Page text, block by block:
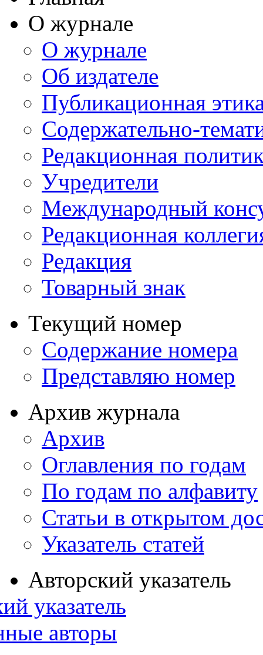
О журнале
О журнале
Об издателе
Публикационная
Содержательно-
Редакционная
Учредители
Международный
Редакционная
Редакция
Товарный знак
Текущий номер
Содержание номера
Представляю номер
Архив журнала
Архив
Оглавления по годам
По годам по алфавиту
Статьи в открытом
Указатель статей
Авторский указатель
указатель
авторы